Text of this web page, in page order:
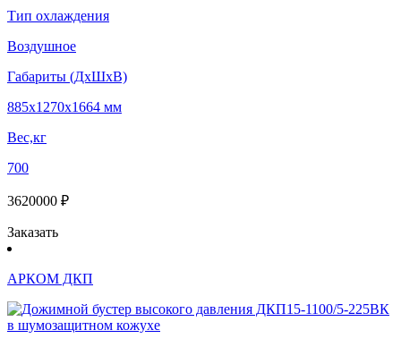
Тип охлаждения
Воздушное
Габариты (ДхШхВ)
885x1270x1664 мм
Вес,кг
700
3620000 ₽
Заказать
АРКОМ ДКП